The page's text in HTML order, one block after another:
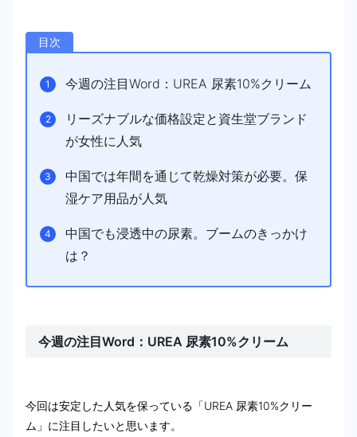
目次
今週の注目Word：UREA 尿素10%クリーム
リーズナブルな価格設定と資生堂ブランド
が女性に人気
中国では年間を通じて乾燥対策が必要。保
湿ケア用品が人気
中国でも浸透中の尿素。ブームのきっかけ
は？
今週の注目Word：UREA 尿素10%クリーム
今回は安定した人気を保っている「UREA 尿素10%クリー
ム」に注目したいと思います。